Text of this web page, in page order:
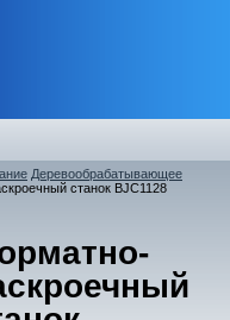
Деревообрабатывающее
станок BJC1128